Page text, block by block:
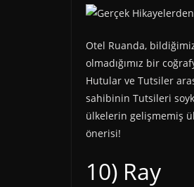
Otel Ruanda,
olmadığımız bir
Hutular ve Tutsiler
sahibinin Tutsileri
ülkelerin gelişmemiş
önerisi!
10) Ray